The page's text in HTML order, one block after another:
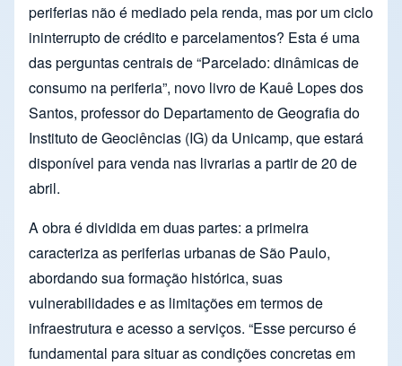
periferias não é mediado pela renda, mas por um ciclo
ininterrupto de crédito e parcelamentos? Esta é uma
das perguntas centrais de “Parcelado: dinâmicas de
consumo na periferia”, novo livro de Kauê Lopes dos
Santos, professor do Departamento de Geografia do
Instituto de Geociências (IG) da Unicamp, que estará
disponível para venda nas livrarias a partir de 20 de
abril.
A obra é dividida em duas partes: a primeira
caracteriza as periferias urbanas de São Paulo,
abordando sua formação histórica, suas
vulnerabilidades e as limitações em termos de
infraestrutura e acesso a serviços. “Esse percurso é
fundamental para situar as condições concretas em